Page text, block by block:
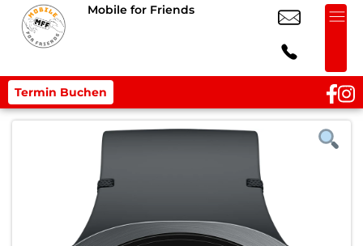
Mobile for Friends
Termin Buchen